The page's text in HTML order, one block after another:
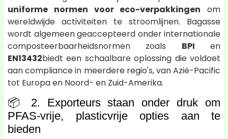
uniforme normen voor eco-verpakkingen om
wereldwijde activiteiten te stroomlijnen. Bagasse
wordt algemeen geaccepteerd onder internationale
composteerbaarheidsnormen zoals BPI en
EN13432biedt een schaalbare oplossing die voldoet
aan compliance in meerdere regio's, van Azië-Pacific
tot Europa en Noord- en Zuid-Amerika.
📦 2. Exporteurs staan onder druk om
PFAS-vrije, plasticvrije opties aan te
bieden